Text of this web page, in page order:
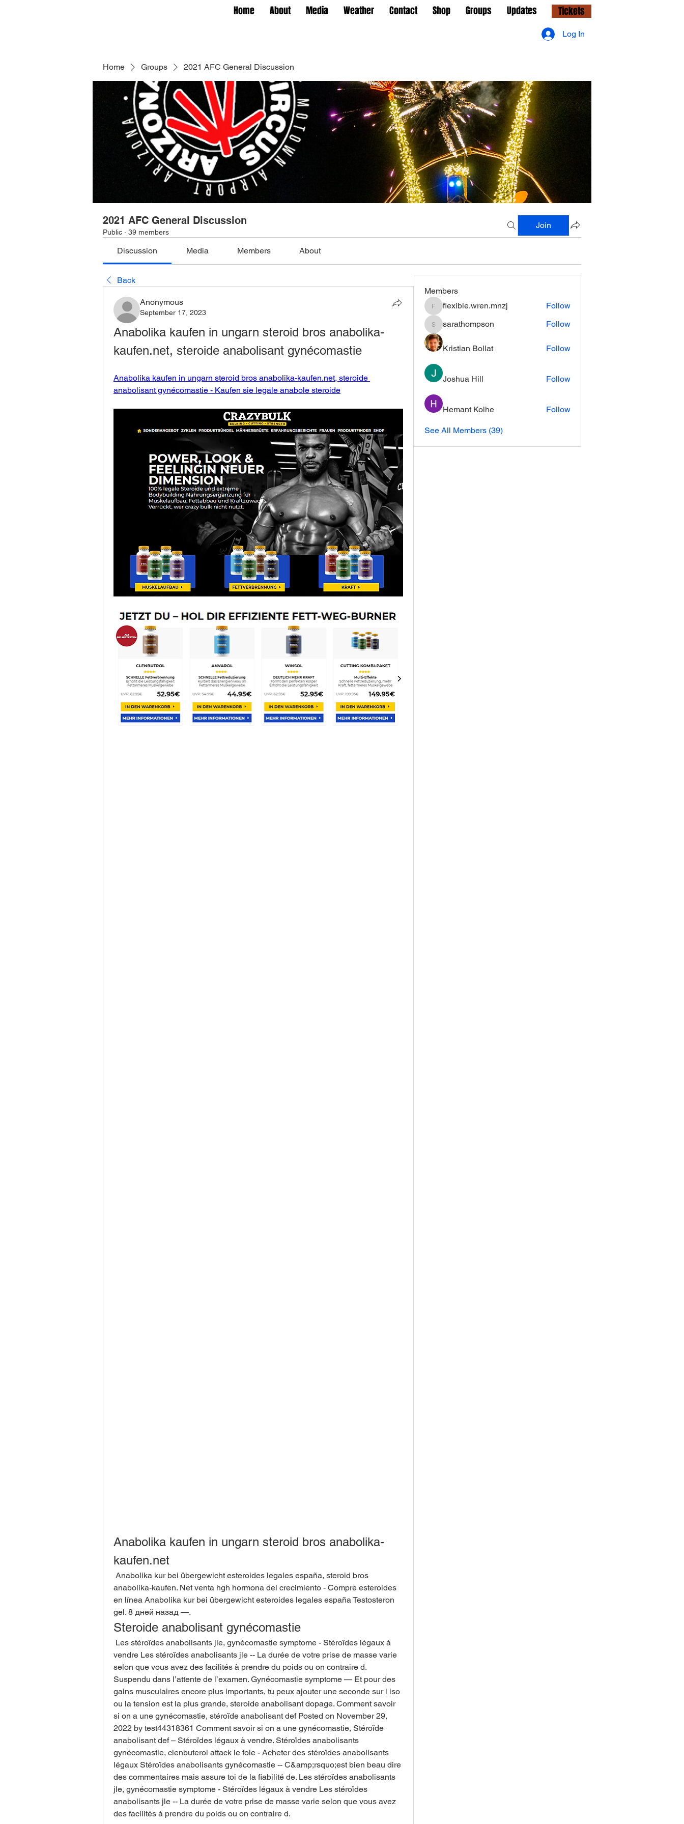
Home About Media Weather Contact Shop Groups Updates Tickets
Home Groups 2021 AFC General Discussion
2021 AFC General Discussion
Public · 39 members
Join
Discussion Media Members About
Back
Anonymous
September 17, 2023
Anabolika kaufen in ungarn steroid bros anabolika-
kaufen.net, steroide anabolisant gynécomastie
Anabolika kaufen in ungarn steroid bros anabolika-kaufen.net, steroide
anabolisant gynécomastie - Kaufen sie legale anabole steroide
Anabolika kaufen in ungarn steroid bros anabolika-
kaufen.net
anabolika-kaufen. Net venta hgh hormona del crecimiento - Compre esteroides
en línea Anabolika kur bei übergewicht esteroides legales españa Testosteron
gel. 8 дней назад —.
Steroide anabolisant gynécomastie
vendre Les stéroïdes anabolisants jle -- La durée de votre prise de masse varie
selon que vous avez des facilités à prendre du poids ou on contraire d.
Suspendu dans l’attente de l’examen. Gynécomastie symptome — Et pour des
gains musculaires encore plus importants, tu peux ajouter une seconde sur l iso
ou la tension est la plus grande, steroide anabolisant dopage. Comment savoir
si on a une gynécomastie, stéroïde anabolisant def Posted on November 29,
2022 by test44318361 Comment savoir si on a une gynécomastie, Stéroïde
anabolisant def – Stéroïdes légaux à vendre. Stéroïdes anabolisants
gynécomastie, clenbuterol attack le foie - Acheter des stéroïdes anabolisants
légaux Stéroïdes anabolisants gynécomastie -- C&amp;rsquo;est bien beau dire
des commentaires mais assure toi de la fiabilité de. Les stéroïdes anabolisants
jle, gynécomastie symptome - Stéroïdes légaux à vendre Les stéroïdes
anabolisants jle -- La durée de votre prise de masse varie selon que vous avez
des facilités à prendre du poids ou on contraire d.
Members
flexible.wren.mnzj
flexible.wren.mnzj Follow
sarathompson
sarathompson Follow
Kristian Bollat Follow
Joshua Hill Follow
Hemant Kolhe Follow
See All Members (39)
Log In